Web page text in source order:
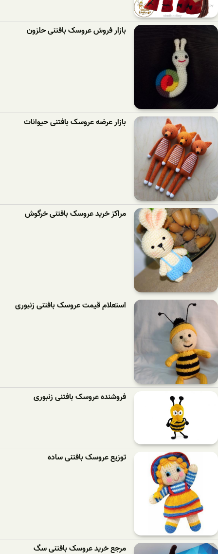
بازار فروش عروسک بافتنی حلزون
بازار عرضه عروسک بافتنی حیوانات
مراکز خرید عروسک بافتنی خرگوش
استعلام قیمت عروسک بافتنی زنبوری
فروشنده عروسک بافتنی زنبوری
توزیع عروسک بافتنی ساده
مرجع خرید عروسک بافتنی سگ